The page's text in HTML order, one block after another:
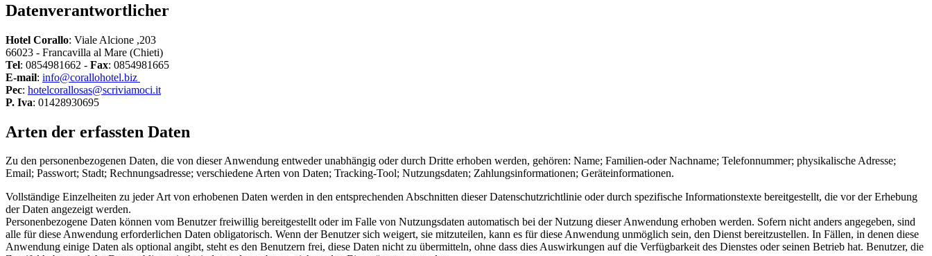
Datenverantwortlicher
Hotel Corallo: Viale Alcione ,203
66023 - Francavilla al Mare (Chieti)
Tel: 0854981662 - Fax: 0854981665
E-mail: info@corallohotel.biz
Pec: hotelcorallosas@scriviamoci.it
P. Iva: 01428930695
Arten der erfassten Daten
Zu den personenbezogenen Daten, die von dieser Anwendung entweder unabhängig oder durch Dritte erhoben werden, gehören: Name; Familien-oder Nachname; Telefonnummer; physikalische Adresse;
Email; Passwort; Stadt; Rechnungsadresse; verschiedene Arten von Daten; Tracking-Tool; Nutzungsdaten; Zahlungsinformationen; Geräteinformationen.
Vollständige Einzelheiten zu jeder Art von erhobenen Daten werden in den entsprechenden Abschnitten dieser Datenschutzrichtlinie oder durch spezifische Informationstexte bereitgestellt, die vor der Erhebung
der Daten angezeigt werden.
Personenbezogene Daten können vom Benutzer freiwillig bereitgestellt oder im Falle von Nutzungsdaten automatisch bei der Nutzung dieser Anwendung erhoben werden. Sofern nicht anders angegeben, sind
alle für diese Anwendung erforderlichen Daten obligatorisch. Wenn der Benutzer sich weigert, sie mitzuteilen, kann es für diese Anwendung unmöglich sein, den Dienst bereitzustellen. In Fällen, in denen diese
Anwendung einige Daten als optional angibt, steht es den Benutzern frei, diese Daten nicht zu übermitteln, ohne dass dies Auswirkungen auf die Verfügbarkeit des Dienstes oder seinen Betrieb hat. Benutzer, die